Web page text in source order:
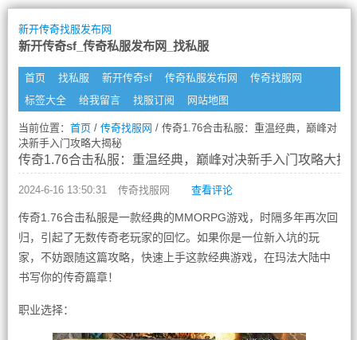
新开传奇找服发布网
新开传奇sf_传奇私服发布网_找私服
首页 找私服 新开传奇sf 传奇私服发布网
传奇找服网
标签大全
给我留言 找服订阅 网站地图
当前位置： 首页/ 传奇找服网 / 传奇1.76合击私服：重温经典，巅峰对
决新手入门攻略大揭秘
传奇1.76合击私服：重温经典，巅峰对决新手入门攻略大揭
2024-6-16 13:50:31 传奇找服网 查看评论
传奇1.76合击私服是一款经典的MMORPG游戏，时隔多年再次回
归，引起了无数传奇老玩家的回忆。如果你是一位新入坑的玩
家，不妨跟随这篇攻略，快速上手这款经典游戏，在玛法大陆中
书写你的传奇篇章！
职业选择：